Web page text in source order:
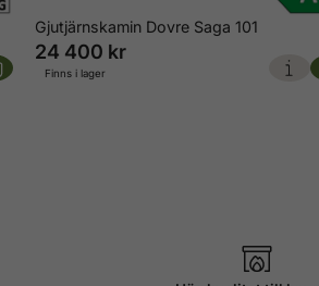
Gjutjärnskamin Dovre Saga 101
24 400 kr
Finns i lager